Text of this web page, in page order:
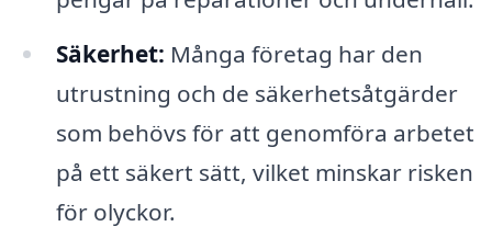
Säkerhet: Många företag har den
utrustning och de säkerhetsåtgärder
som behövs för att genomföra arbetet
på ett säkert sätt, vilket minskar risken
för olyckor.